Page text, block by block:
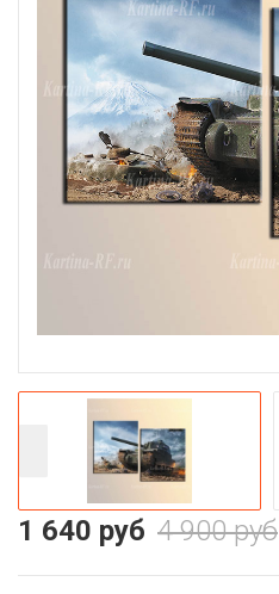
4 900 руб
1 640 руб